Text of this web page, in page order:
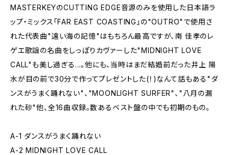
MASTERKEYのCUTTING EDGE音源のみを使用した日本語ラ
ップ・ミックス「FAR EAST COASTING」の"OUTRO"で使用さ
れた代表曲"遠い海の記憶"はもちろん最高ですが、南 佳孝のレ
ゲエ歌謡の名曲をしっぽりカヴァーした"MIDNIGHT LOVE
CALL"も美し過ぎる...。他にも、当時はまだ結婚前だった井上 陽
水が目の前で30分で作ってプレゼントした(！)なんて話もある"ダ
ンスがうまく踊れない"、"MOONLIGHT SURFER"、"八月の漏
れた砂"他、全16曲収録。数あるベスト盤の中でも初期のもの。
A-1 ダンスがうまく踊れない
A-2 MIDNIGHT LOVE CALL